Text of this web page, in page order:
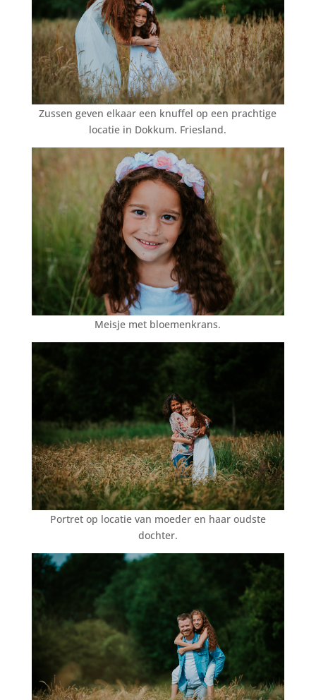
Zussen geven elkaar een knuffel op een prachtige
locatie in Dokkum. Friesland.
Meisje met bloemenkrans.
Portret op locatie van moeder en haar oudste
dochter.